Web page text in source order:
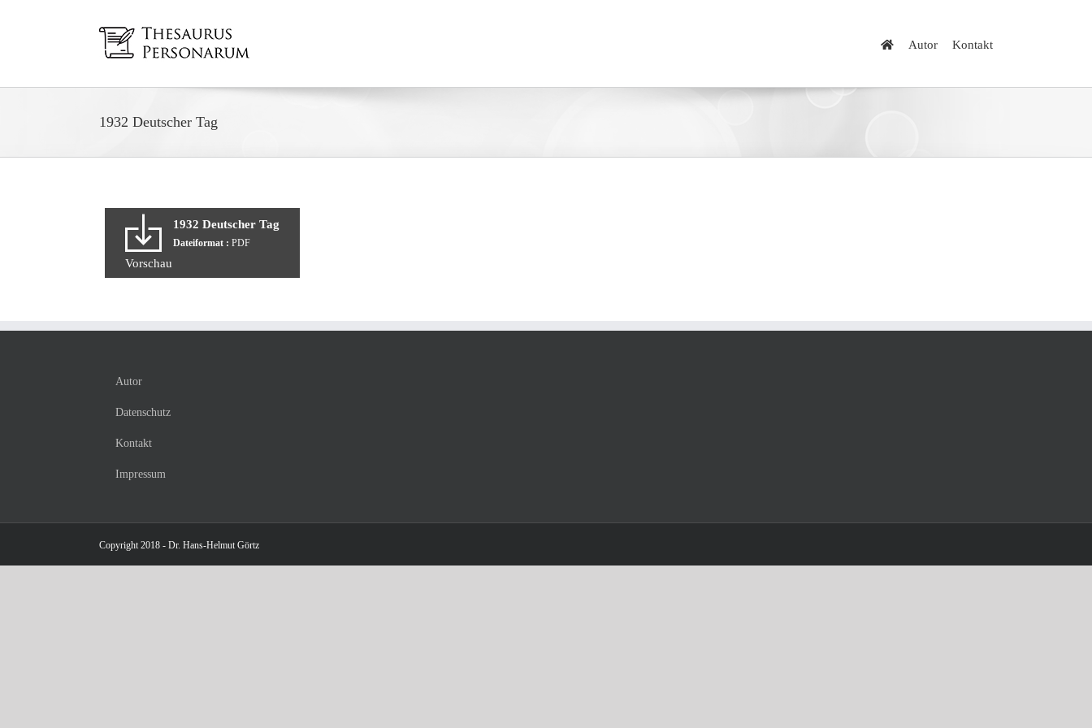
Autor Kontakt
1932 Deutscher Tag
1932 Deutscher Tag
Dateiformat : PDF
Vorschau
Autor
Datenschutz
Kontakt
Impressum
Copyright 2018 - Dr. Hans-Helmut Görtz